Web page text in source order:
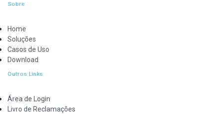
Sobre
Home
Soluções
Casos de Uso
Download
Outros Links
Área de Login
Livro de Reclamações